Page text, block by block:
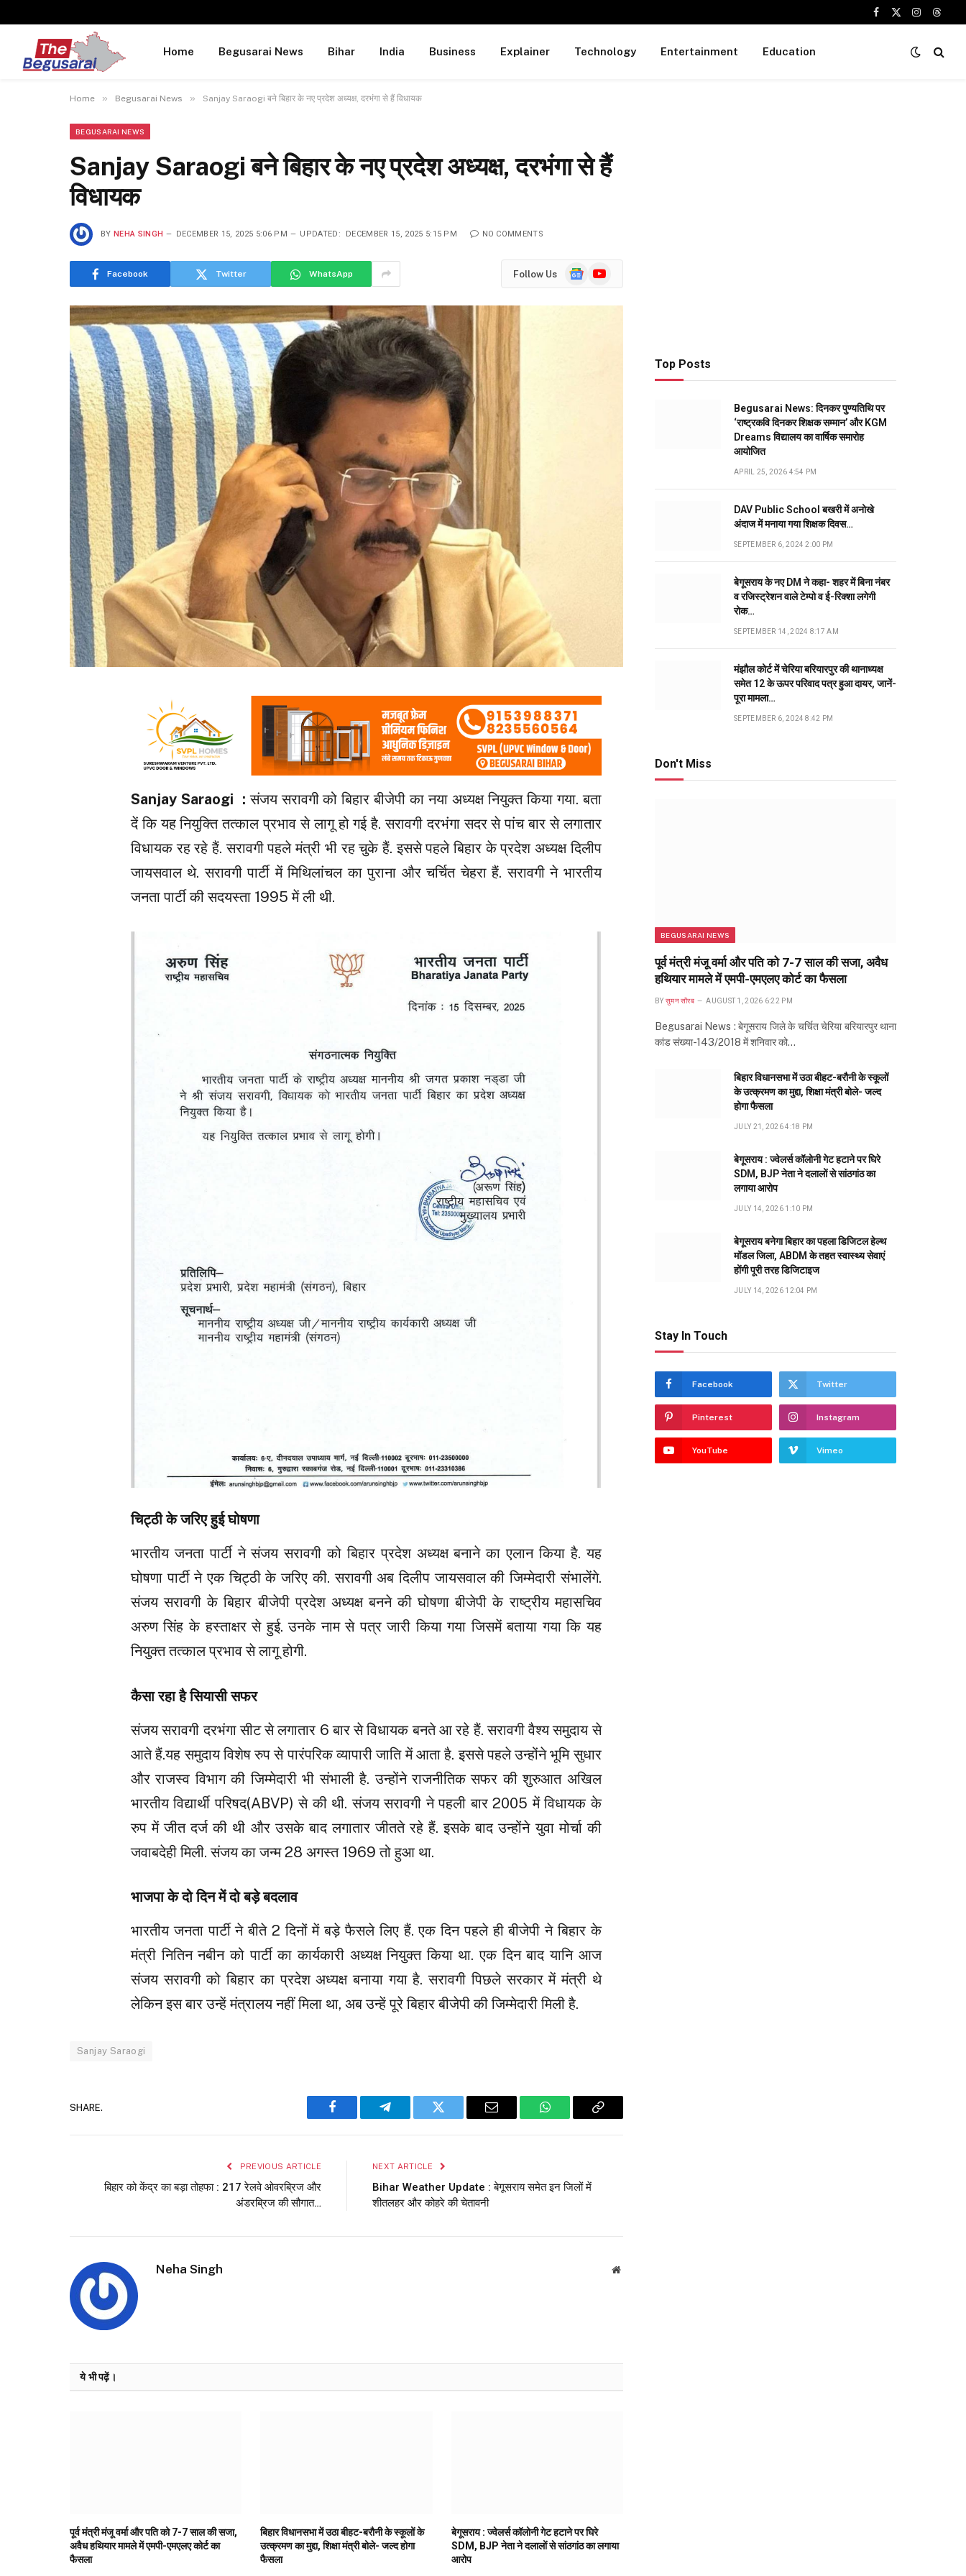
Facebook
X
Instagram
Home Begusarai News Bihar India Business Explainer Technology Entertainment Education
Home » Begusarai News » Sanjay Saraogi बने बिहार के नए प्रदेश अध्यक्ष, दरभंगा से हैं विधायक
BEGUSARAI NEWS
Sanjay Saraogi बने बिहार के नए प्रदेश अध्यक्ष, दरभंगा से हैं
विधायक
BY NEHA SINGH DECEMBER 15, 2025 5:06 PM UPDATED: DECEMBER 15, 2025 5:15 PM NO COMMENTS
Facebook Twitter WhatsApp Follow Us
GoogleYouTube
Sanjay Saraogi : संजय सरावगी को बिहार बीजेपी का नया अध्यक्ष नियुक्त किया गया. बता
दें कि यह नियुक्ति तत्काल प्रभाव से लागू हो गई है. सरावगी दरभंगा सदर से पांच बार से लगातार
विधायक रह रहे हैं. सरावगी पहले मंत्री भी रह चुके हैं. इससे पहले बिहार के प्रदेश अध्यक्ष दिलीप
जायसवाल थे. सरावगी पार्टी में मिथिलांचल का पुराना और चर्चित चेहरा हैं. सरावगी ने भारतीय
जनता पार्टी की सदयस्ता 1995 में ली थी.
चिट्ठी के जरिए हुई घोषणा
भारतीय जनता पार्टी ने संजय सरावगी को बिहार प्रदेश अध्यक्ष बनाने का एलान किया है. यह
घोषणा पार्टी ने एक चिट्ठी के जरिए की. सरावगी अब दिलीप जायसवाल की जिम्मेदारी संभालेंगे.
संजय सरावगी के बिहार बीजेपी प्रदेश अध्यक्ष बनने की घोषणा बीजेपी के राष्ट्रीय महासचिव
अरुण सिंह के हस्ताक्षर से हुई. उनके नाम से पत्र जारी किया गया जिसमें बताया गया कि यह
नियुक्त तत्काल प्रभाव से लागू होगी.
कैसा रहा है सियासी सफर
संजय सरावगी दरभंगा सीट से लगातार 6 बार से विधायक बनते आ रहे हैं. सरावगी वैश्य समुदाय से
आते हैं.यह समुदाय विशेष रुप से पारंपरिक व्यापारी जाति में आता है. इससे पहले उन्होंने भूमि सुधार
और राजस्व विभाग की जिम्मेदारी भी संभाली है. उन्होंने राजनीतिक सफर की शुरुआत अखिल
भारतीय विद्यार्थी परिषद(ABVP) से की थी. संजय सरावगी ने पहली बार 2005 में विधायक के
रुप में जीत दर्ज की थी और उसके बाद लगातार जीतते रहे हैं. इसके बाद उन्होंने युवा मोर्चा की
जवाबदेही मिली. संजय का जन्म 28 अगस्त 1969 तो हुआ था.
भाजपा के दो दिन में दो बड़े बदलाव
भारतीय जनता पार्टी ने बीते 2 दिनों में बड़े फैसले लिए हैं. एक दिन पहले ही बीजेपी ने बिहार के
मंत्री नितिन नबीन को पार्टी का कार्यकारी अध्यक्ष नियुक्त किया था. एक दिन बाद यानि आज
संजय सरावगी को बिहार का प्रदेश अध्यक्ष बनाया गया है. सरावगी पिछले सरकार में मंत्री थे
लेकिन इस बार उन्हें मंत्रालय नहीं मिला था, अब उन्हें पूरे बिहार बीजेपी की जिम्मेदारी मिली है.
Sanjay Saraogi
SHARE.
Facebook Telegram Twitter Email WhatsAppCopy
PREVIOUS ARTICLE
बिहार को केंद्र का बड़ा तोहफा : 217 रेलवे ओवरब्रिज और
अंडरब्रिज की सौगात…
NEXT ARTICLE
Bihar Weather Update : बेगूसराय समेत इन जिलों में
शीतलहर और कोहरे की चेतावनी
Neha Singh Website
ये भी पढ़ें।
पूर्व मंत्री मंजू वर्मा और पति को 7-7 साल की सजा,
अवैध हथियार मामले में एमपी-एमएलए कोर्ट का
फैसला
बिहार विधानसभा में उठा बीहट-बरौनी के स्कूलों के
उत्क्रमण का मुद्दा, शिक्षा मंत्री बोले- जल्द होगा
फैसला
बेगूसराय : ज्वेलर्स कॉलोनी गेट हटाने पर घिरे
SDM, BJP नेता ने दलालों से सांठगांठ का लगाया
आरोप
Top Posts
Begusarai News: दिनकर पुण्यतिथि पर
‘राष्ट्रकवि दिनकर शिक्षक सम्मान’ और KGM
Dreams विद्यालय का वार्षिक समारोह
आयोजित
APRIL 25, 2026 4:54 PM
DAV Public School बखरी में अनोखे
अंदाज में मनाया गया शिक्षक दिवस…
SEPTEMBER 6, 2024 2:00 PM
बेगूसराय के नए DM ने कहा- शहर में बिना नंबर
व रजिस्ट्रेशन वाले टेम्पो व ई-रिक्शा लगेगी
रोक…
SEPTEMBER 14, 2024 8:17 AM
मंझौल कोर्ट में चेरिया बरियारपुर की थानाध्यक्ष
समेत 12 के ऊपर परिवाद पत्र हुआ दायर, जानें-
पूरा मामला…
SEPTEMBER 6, 2024 8:42 PM
Don't Miss
BEGUSARAI NEWS
पूर्व मंत्री मंजू वर्मा और पति को 7-7 साल की सजा, अवैध
हथियार मामले में एमपी-एमएलए कोर्ट का फैसला
BY सुमन सौरब AUGUST 1, 2026 6:22 PM
Begusarai News : बेगूसराय जिले के चर्चित चेरिया बरियारपुर थाना
कांड संख्या-143/2018 में शनिवार को…
बिहार विधानसभा में उठा बीहट-बरौनी के स्कूलों
के उत्क्रमण का मुद्दा, शिक्षा मंत्री बोले- जल्द
होगा फैसला
JULY 21, 2026 4:18 PM
बेगूसराय : ज्वेलर्स कॉलोनी गेट हटाने पर घिरे
SDM, BJP नेता ने दलालों से सांठगांठ का
लगाया आरोप
JULY 14, 2026 1:10 PM
बेगूसराय बनेगा बिहार का पहला डिजिटल हेल्थ
मॉडल जिला, ABDM के तहत स्वास्थ्य सेवाएं
होंगी पूरी तरह डिजिटाइज
JULY 14, 2026 12:04 PM
Stay In Touch
Facebook Twitter
Pinterest Instagram
YouTube Vimeo